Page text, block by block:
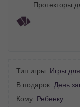
Протекторы
Тип игры: Игры
В подарок: День
Кому: Ребенку